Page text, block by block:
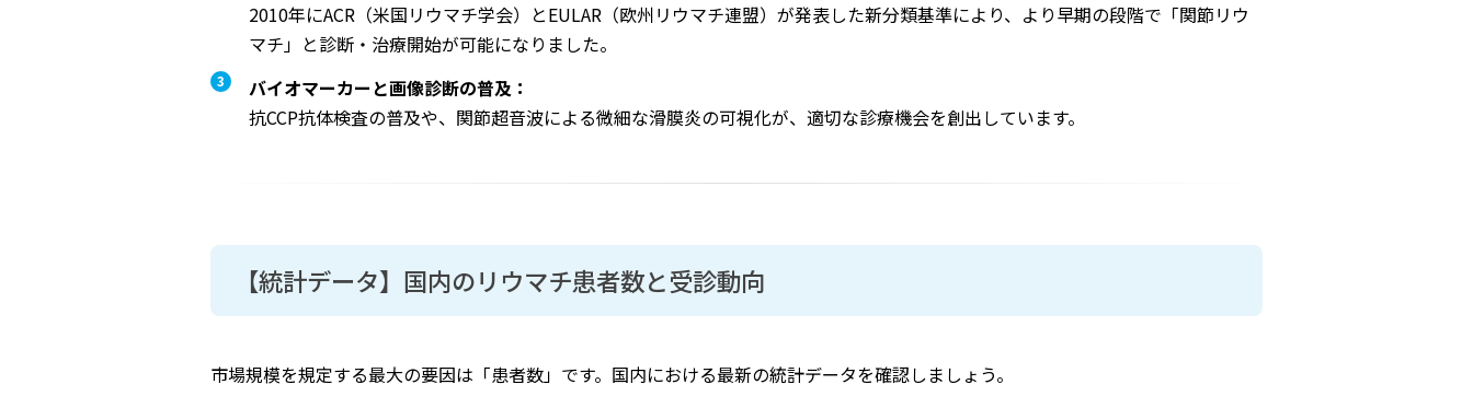
2010年にACR（米国リウマチ学会）とEULAR（欧州リウマチ連盟）が発表した新分類基準により、より早期の段階で「関節リウ
マチ」と診断・治療開始が可能になりました。
バイオマーカーと画像診断の普及：
抗CCP抗体検査の普及や、関節超音波による微細な滑膜炎の可視化が、適切な診療機会を創出しています。
【統計データ】国内のリウマチ患者数と受診動向
市場規模を規定する最大の要因は「患者数」です。国内における最新の統計データを確認しましょう。